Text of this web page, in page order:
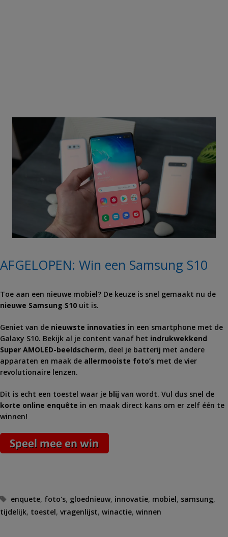
AFGELOPEN: Win een Samsung S10
Toe aan een nieuwe mobiel? De keuze is snel gemaakt nu de
nieuwe Samsung S10 uit is.
Geniet van de nieuwste innovaties in een smartphone met de
Galaxy S10. Bekijk al je content vanaf het indrukwekkend
Super AMOLED-beeldscherm, deel je batterij met andere
apparaten en maak de allermooiste foto’s met de vier
revolutionaire lenzen.
Dit is echt een toestel waar je blij van wordt. Vul dus snel de
korte online enquête in en maak direct kans om er zelf één te
winnen!
Tags
enquete, foto's, gloednieuw, innovatie, mobiel, samsung,
tijdelijk, toestel, vragenlijst, winactie, winnen